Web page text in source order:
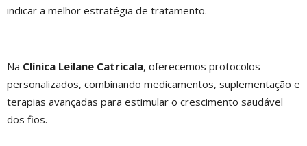
indicar a melhor estratégia de tratamento.
Na Clínica Leilane Catricala, oferecemos protocolos
personalizados, combinando medicamentos, suplementação e
terapias avançadas para estimular o crescimento saudável
dos fios.